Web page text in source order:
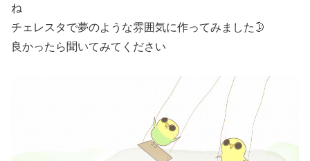
ね
チェレスタで夢のような雰囲気に作ってみました🌛
良かったら聞いてみてください